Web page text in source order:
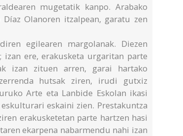
mugetatik kanpo. Arabako
Olanoren itzalpean, garatu zen
egilearen margolanak. Diezen
ere, erakusketa urgaritan parte
izan zituen arren, garai hartako
hutsak ziren, irudi gutxiz
Arte eta Lanbide Eskolan ikasi
eskaini zien. Prestakuntza
erakusketetan parte hartzen hasi
ekarpena nabarmendu nahi izan